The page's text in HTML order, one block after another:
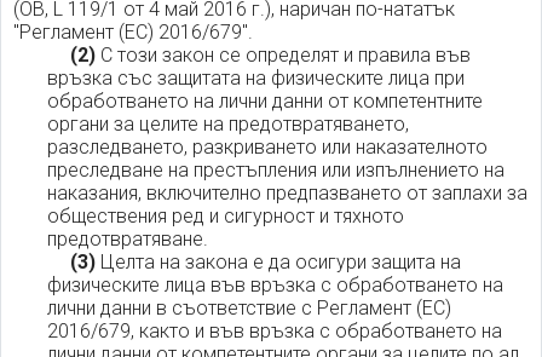
(ОВ, L 119/1 от 4 май 2016 г.), наричан по-нататък
"Регламент (ЕС) 2016/679".
(2) С този закон се определят и правила във
връзка със защитата на физическите лица при
обработването на лични данни от компетентните
органи за целите на предотвратяването,
разследването, разкриването или наказателното
преследване на престъпления или изпълнението на
наказания, включително предпазването от заплахи за
обществения ред и сигурност и тяхното
предотвратяване.
(3) Целта на закона е да осигури защита на
физическите лица във връзка с обработването на
лични данни в съответствие с Регламент (ЕС)
2016/679, както и във връзка с обработването на